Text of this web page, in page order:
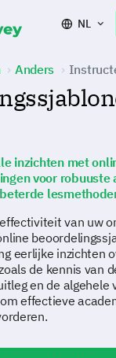
NL
Anders
inzichten met
voor robuuste
van uw
eerlijke inzichten
de kennis van
en de algehele
effectieve